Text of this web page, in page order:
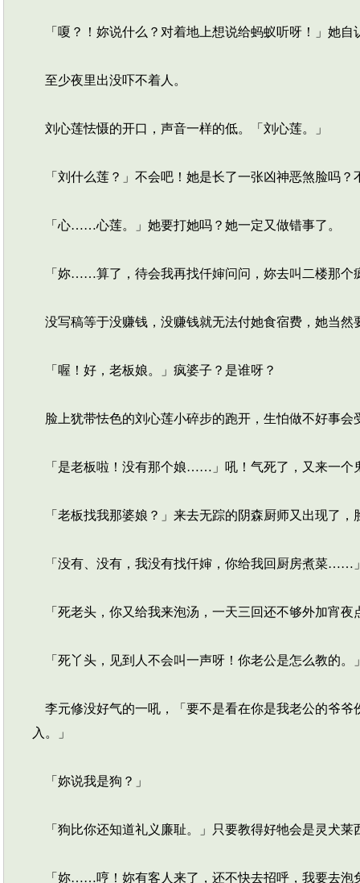
「嗄？！妳说什么？对着地上想说给蚂蚁听呀！」她自
至少夜里出没吓不着人。
刘心莲怯慑的开口，声音一样的低。「刘心莲。」
「刘什么莲？」不会吧！她是长了一张凶神恶煞脸吗？
「心……心莲。」她要打她吗？她一定又做错事了。
「妳……算了，待会我再找仟婶问问，妳去叫二楼那个
没写稿等于没赚钱，没赚钱就无法付她食宿费，她当然
「喔！好，老板娘。」疯婆子？是谁呀？
脸上犹带怯色的刘心莲小碎步的跑开，生怕做不好事会
「是老板啦！没有那个娘……」吼！气死了，又来一个
「老板找我那婆娘？」来去无踪的阴森厨师又出现了，
「没有、没有，我没有找仟婶，你给我回厨房煮菜……
「死老头，你又给我来泡汤，一天三回还不够外加宵夜
「死丫头，见到人不会叫一声呀！你老公是怎么教的。
李元修没好气的一吼，「要不是看在你是我老公的爷爷
入。」
「妳说我是狗？」
「狗比你还知道礼义廉耻。」只要教得好牠会是灵犬莱
「妳……哼！妳有客人来了，还不快去招呼，我要去